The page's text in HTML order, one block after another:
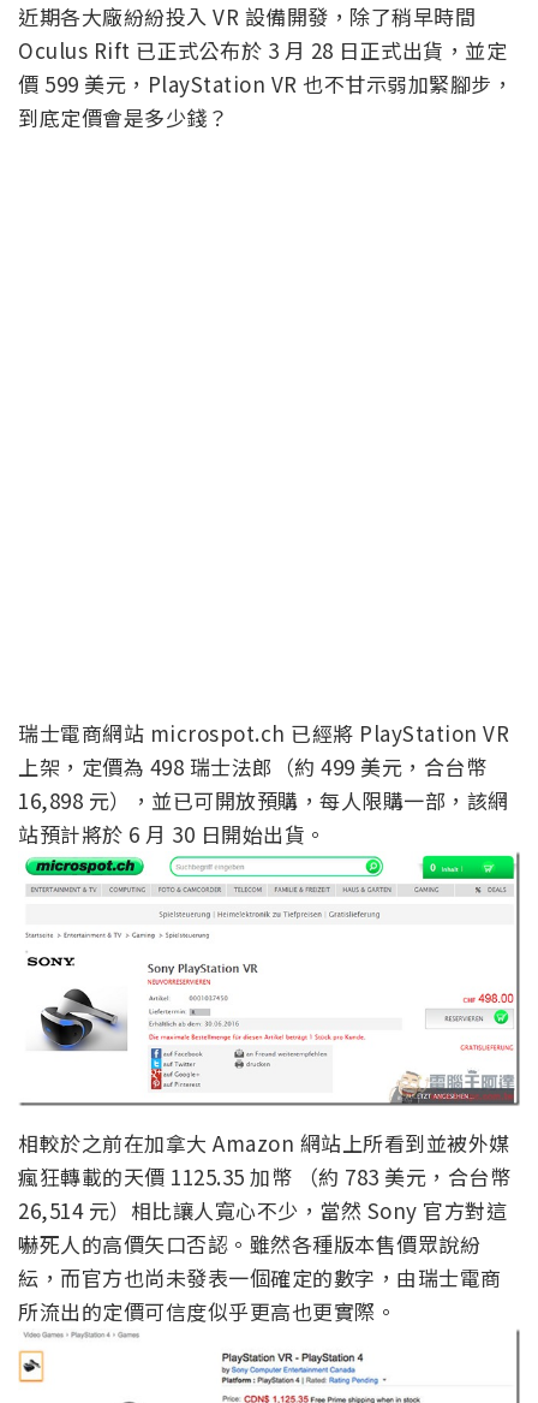
近期各大廠紛紛投入 VR 設備開發，除了稍早時間
Oculus Rift 已正式公布於 3 月 28 日正式出貨，並定
價 599 美元，PlayStation VR 也不甘示弱加緊腳步，
到底定價會是多少錢？
瑞士電商網站 microspot.ch 已經將 PlayStation VR
上架，定價為 498 瑞士法郎（約 499 美元，合台幣
16,898 元），並已可開放預購，每人限購一部，該網
站預計將於 6 月 30 日開始出貨。
相較於之前在加拿大 Amazon 網站上所看到並被外媒
瘋狂轉載的天價 1125.35 加幣 （約 783 美元，合台幣
26,514 元）相比讓人寬心不少，當然 Sony 官方對這
嚇死人的高價矢口否認。雖然各種版本售價眾說紛
紜，而官方也尚未發表一個確定的數字，由瑞士電商
所流出的定價可信度似乎更高也更實際。